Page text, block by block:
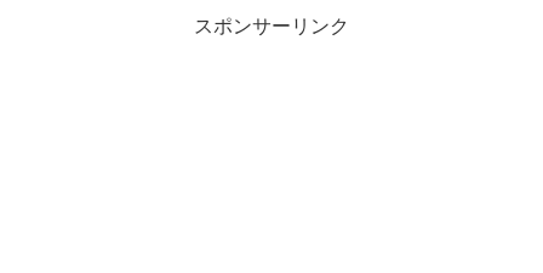
スポンサーリンク